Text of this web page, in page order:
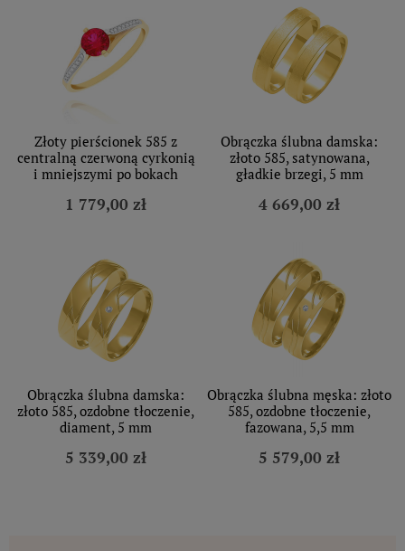
Złoty pierścionek 585 z
centralną czerwoną cyrkonią
i mniejszymi po bokach
1 779,00 zł
Obrączka ślubna damska:
złoto 585, satynowana,
gładkie brzegi, 5 mm
4 669,00 zł
Obrączka ślubna damska:
złoto 585, ozdobne tłoczenie,
diament, 5 mm
5 339,00 zł
Obrączka ślubna męska: złoto
585, ozdobne tłoczenie,
fazowana, 5,5 mm
5 579,00 zł